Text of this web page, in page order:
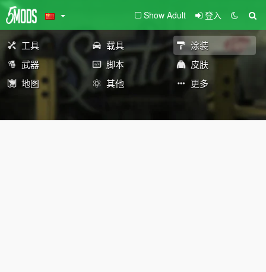
Show Adult 登入
工具 载具
涂装
武器
脚本
皮肤
地图
其他 更多